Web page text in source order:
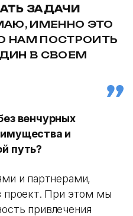
ЗАДАЧИ
ИМЕННО ЭТО
НАМ ПОСТРОИТЬ
В СВОЕМ
венчурных
и
путь?
и партнерами,
проект. При этом мы
привлечения